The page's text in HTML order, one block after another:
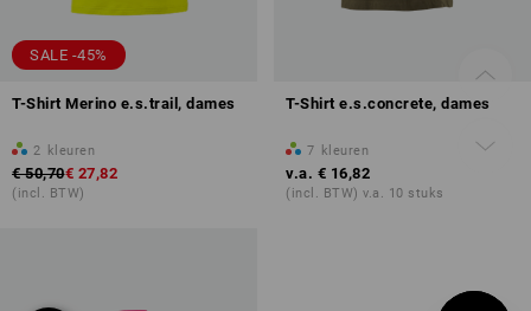
SALE -45%
T-Shirt Merino e.s.trail, dames
2 kleuren
€ 50,70€ 27,82
(incl. BTW)
T-Shirt e.s.concrete, dames
7 kleuren
v.a. € 16,82
(incl. BTW) v.a. 10 stuks